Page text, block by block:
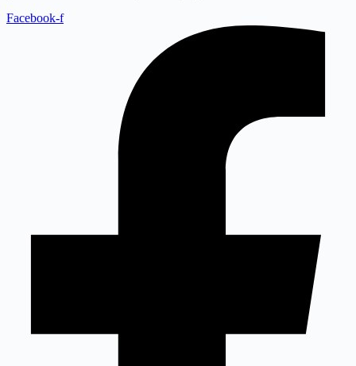
Facebook-f